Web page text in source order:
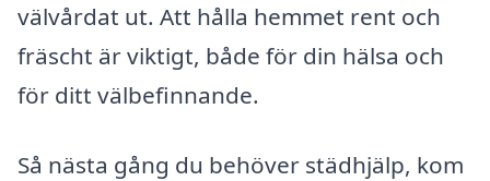
välvårdat ut. Att hålla hemmet rent och
fräscht är viktigt, både för din hälsa och
för ditt välbefinnande.
Så nästa gång du behöver städhjälp, kom